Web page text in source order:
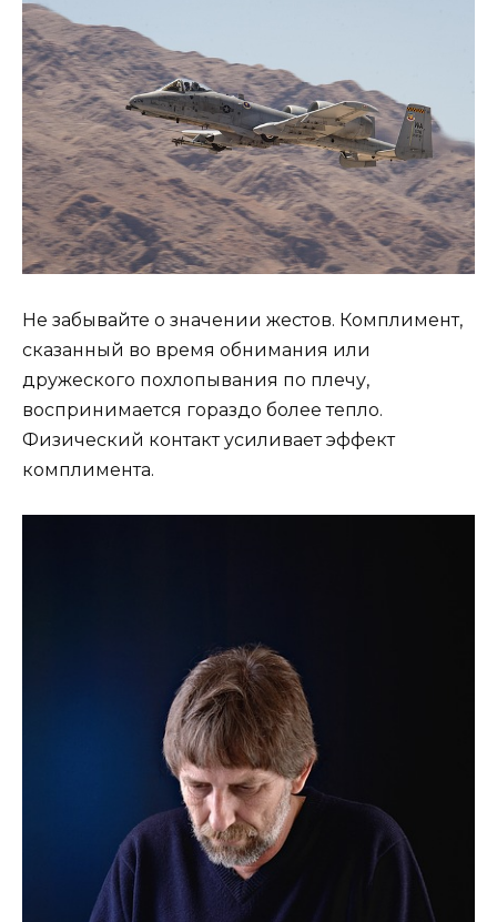
Не забывайте о значении жестов. Комплимент,
сказанный во время обнимания или
дружеского похлопывания по плечу,
воспринимается гораздо более тепло.
Физический контакт усиливает эффект
комплимента.